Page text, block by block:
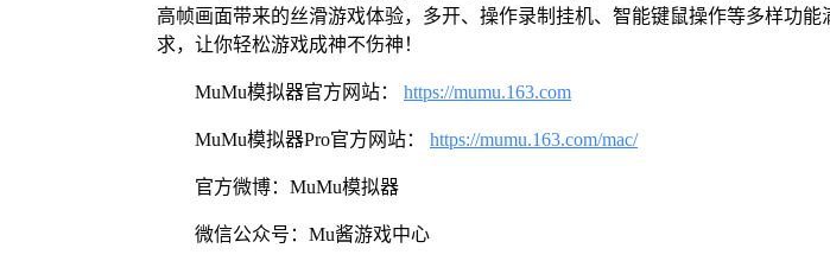
高帧画面带来的丝滑游戏体验，多开、操作录制挂机、智能键鼠操作等多样功能
求，让你轻松游戏成神不伤神！
MuMu模拟器官方网站： https://mumu.163.com
MuMu模拟器Pro官方网站： https://mumu.163.com/mac/
官方微博：MuMu模拟器
微信公众号：Mu酱游戏中心